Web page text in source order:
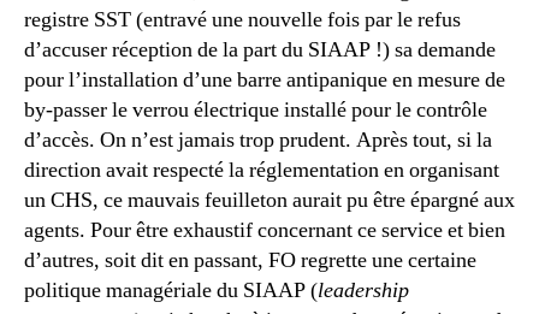
registre SST (entravé une nouvelle fois par le refus
d’accuser réception de la part du SIAAP !) sa demande
pour l’installation d’une barre antipanique en mesure de
by-passer le verrou électrique installé pour le contrôle
d’accès. On n’est jamais trop prudent. Après tout, si la
direction avait respecté la réglementation en organisant
un CHS, ce mauvais feuilleton aurait pu être épargné aux
agents. Pour être exhaustif concernant ce service et bien
d’autres, soit dit en passant, FO regrette une certaine
politique managériale du SIAAP (leadership